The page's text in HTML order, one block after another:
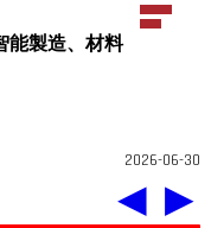
能製造、材料
2026-06-30
◀ ▶